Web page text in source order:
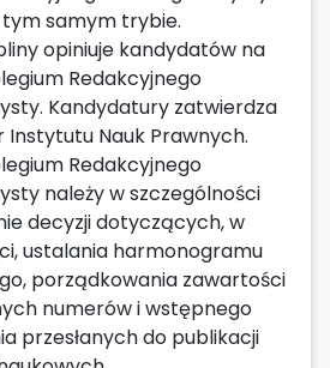
samym trybie.
opiniuje kandydatów na
Redakcyjnego
Kandydatury zatwierdza
Instytutu Nauk Prawnych.
Redakcyjnego
należy w szczególności
decyzji dotyczących, w
ustalania harmonogramu
porządkowania zawartości
numerów i wstępnego
przesłanych do publikacji